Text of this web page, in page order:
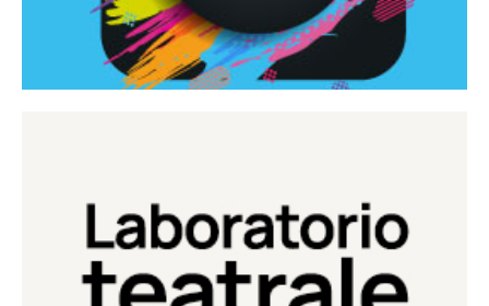
Laboratorio di teatro del Teatro Eduardo de Filippo
Continua